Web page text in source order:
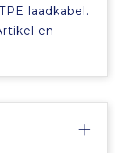
laadkabel.
en